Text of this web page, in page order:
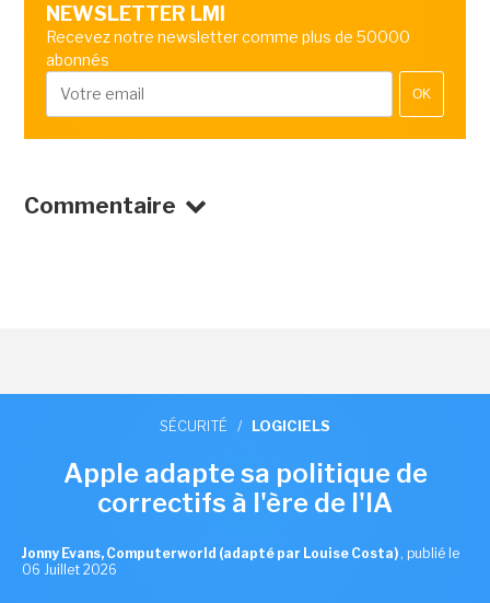
NEWSLETTER LMI
Recevez notre newsletter comme plus de 50000
abonnés
OK
Commentaire
SÉCURITÉ / LOGICIELS
Apple adapte sa politique de
correctifs à l'ère de l'IA
Jonny Evans, Computerworld (adapté par Louise Costa) , publié le
06 Juillet 2026